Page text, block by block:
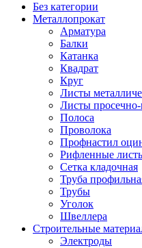
Без категории
Металлопрокат
Арматура
Балки
Катанка
Квадрат
Круг
Листы
Листы
Полоса
Проволока
Профнастил
Рифленные
Сетка кладочная
Труба
Трубы
Уголок
Швеллера
Строительные
Электроды